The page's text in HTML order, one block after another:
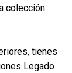
colección
tienes
Legado